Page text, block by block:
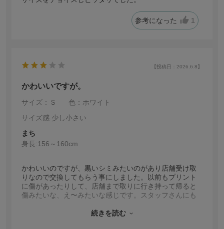
参考になった 1
【投稿日：2026.6.8】
かわいいですが。
サイズ：Ｓ
色：ホワイト
サイズ感:少し小さい
まち
身長:156～160cm
かわいいのですが、黒いシミみたいのがあり店舗受け取
りなので交換してもらう事にしました。以前もプリント
に傷があったりして、店舗まで取りに行き持って帰ると
傷みたいな、え〜みたいな感じです。スタッフさんにも
確認して配送して欲しいです。スタッフさんに感謝して
続きを読む